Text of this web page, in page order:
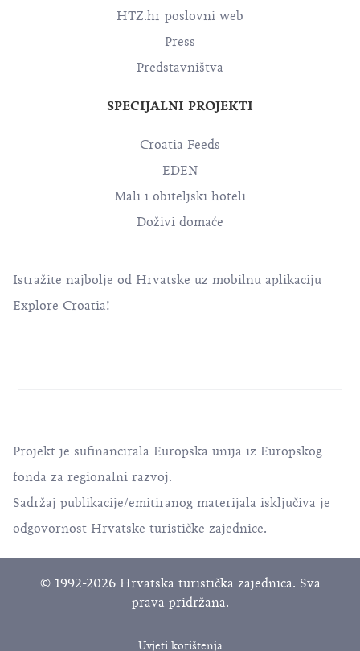
HTZ.hr poslovni web
Press
Predstavništva
SPECIJALNI PROJEKTI
Croatia Feeds
EDEN
Mali i obiteljski hoteli
Doživi domaće
Istražite najbolje od Hrvatske uz mobilnu aplikaciju
Explore Croatia!
Projekt je sufinancirala Europska unija iz Europskog
fonda za regionalni razvoj.
Sadržaj publikacije/emitiranog materijala isključiva je
odgovornost Hrvatske turističke zajednice.
© 1992-2026 Hrvatska turistička zajednica. Sva
prava pridržana.
Uvjeti korištenja